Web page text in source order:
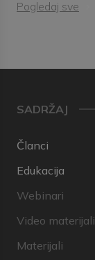
Pogledaj sve
SADRŽAJ
Članci
Edukacija
Webinari
Video materijali
Materijali